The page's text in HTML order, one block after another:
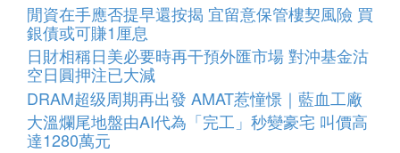
閒資在手應否提早還按揭 宜留意保管樓契風險 買
銀債或可賺1厘息
日財相稱日美必要時再干預外匯市場 對沖基金沽
空日圓押注已大減
DRAM超级周期再出發 AMAT惹憧憬｜藍血工廠
大溫爛尾地盤由AI代為「完工」秒變豪宅 叫價高
達1280萬元